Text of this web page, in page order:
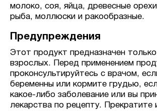
молоко, соя, яйца, древесные
рыба, моллюски и ракообразные.
Предупреждения
Этот продукт предназначен
взрослых. Перед применением
проконсультируйтесь с врачом,
беременны или кормите грудью,
какое-либо заболевание или вы
лекарства по рецепту. Прекратите